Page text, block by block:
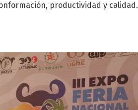
productividad y calidad.